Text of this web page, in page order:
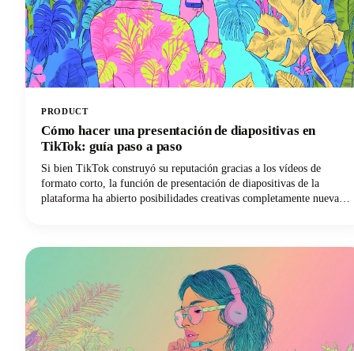
PRODUCT
Cómo hacer una presentación de diapositivas en
TikTok: guía paso a paso
Si bien TikTok construyó su reputación gracias a los vídeos de
formato corto, la función de presentación de diapositivas de la
plataforma ha abierto posibilidades creativas completamente nuevas.
edición. Todo lo que necesitas son unas fotos geniales y unos
minutos para hacerlas realidad.